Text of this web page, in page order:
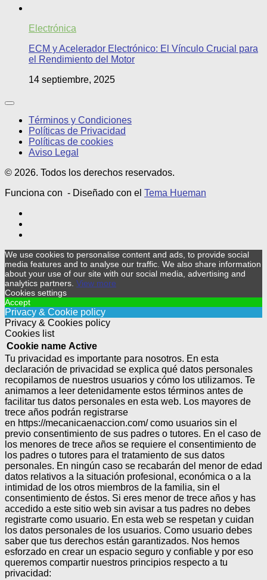
Electrónica
ECM y Acelerador Electrónico: El Vínculo Crucial para
el Rendimiento del Motor
14 septiembre, 2025
Términos y Condiciones
Políticas de Privacidad
Políticas de cookies
Aviso Legal
© 2026. Todos los derechos reservados.
Funciona con - Diseñado con el Tema Hueman
We use cookies to personalise content and ads, to provide social
media features and to analyse our traffic. We also share information
about your use of our site with our social media, advertising and
analytics partners. View more
Cookies settings
Accept
Privacy & Cookie policy
Privacy & Cookies policy
Cookies list
Cookie name Active
Tu privacidad es importante para nosotros. En esta
declaración de privacidad se explica qué datos personales
recopilamos de nuestros usuarios y cómo los utilizamos. Te
animamos a leer detenidamente estos términos antes de
facilitar tus datos personales en esta web. Los mayores de
trece años podrán registrarse
en https://mecanicaenaccion.com/ como usuarios sin el
previo consentimiento de sus padres o tutores. En el caso de
los menores de trece años se requiere el consentimiento de
los padres o tutores para el tratamiento de sus datos
personales. En ningún caso se recabarán del menor de edad
datos relativos a la situación profesional, económica o a la
intimidad de los otros miembros de la familia, sin el
consentimiento de éstos. Si eres menor de trece años y has
accedido a este sitio web sin avisar a tus padres no debes
registrarte como usuario. En esta web se respetan y cuidan
los datos personales de los usuarios. Como usuario debes
saber que tus derechos están garantizados. Nos hemos
esforzado en crear un espacio seguro y confiable y por eso
queremos compartir nuestros principios respecto a tu
privacidad: